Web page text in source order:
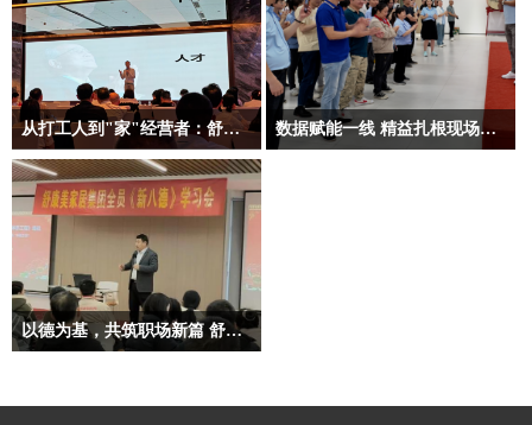
从打工人到"家"经营者：舒康美员工的阿米巴幸福蜕变第一篇
这是一场职业角色的转变，更是一场
关于\x26quot;家\x26quot;的价值重构
——当每个员工都成为经营者，冰冷
的家具被注入了\x26quot;幸
数据赋能一线 精益扎根现场：开启数字化经营新征程
以德为基，共筑职场新篇 舒康美家居集团新八德培训圆满落幕